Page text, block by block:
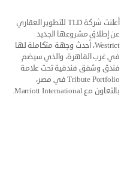
أعلنت شركة TLD للتطوير العقاري
عن إطلاق مشروعها الجديد
Westrict، أحدث وجهة متكاملة لها
في غرب القاهرة، والذي سيضم
فندق وشقق فندقية تحت علامة
Tribute Portfolio في مصر،
بالتعاون مع Marriott International.